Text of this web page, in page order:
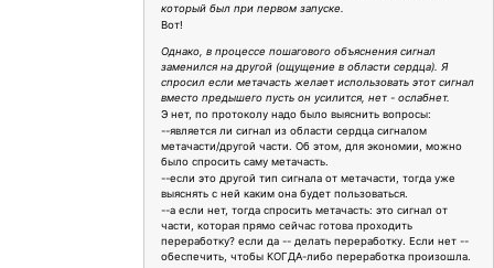
который был при первом запуске.
Вот!
Однако, в процессе пошагового объяснения сигнал
заменился на другой (ощущение в области сердца). Я
спросил если метачасть желает использовать этот сигнал
вместо предышего пусть он усилится, нет - ослабнет.
Э нет, по протоколу надо было выяснить вопросы:
--является ли сигнал из области сердца сигналом
метачасти/другой части. Об этом, для экономии, можно
было спросить саму метачасть.
--если это другой тип сигнала от метачасти, тогда уже
выяснять с ней каким она будет пользоваться.
--а если нет, тогда спросить метачасть: это сигнал от
части, которая прямо сейчас готова проходить
переработку? если да -- делать переработку. Если нет --
обеспечить, чтобы КОГДА-либо переработка произошла.